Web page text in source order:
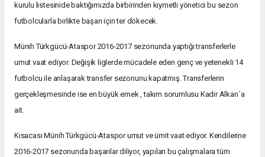
kurulu listesinide baktığımızda birbirinden kıymetli yönetici bu sezon
futbolcularla birlikte başarı için ter dökecek.
Münih Türkgücü-Ataspor 2016-2017 sezonunda yaptığı transferlerle
umut vaat ediyor. Değişik liglerde mücadele eden genç ve yetenekli 14
futbolcu ile anlaşarak transfer sezonunu kapatmış. Transferlerin
gerçekleşmesinde ise en büyük emek , takım sorumlusu Kadir Alkan´a
ait.
Kısacası Münih Türkgücü-Ataspor umut ve ümit vaat ediyor. Kendilerine
2016-2017 sezonunda başarılar diliyor, yapılan bu çalışmalara tüm